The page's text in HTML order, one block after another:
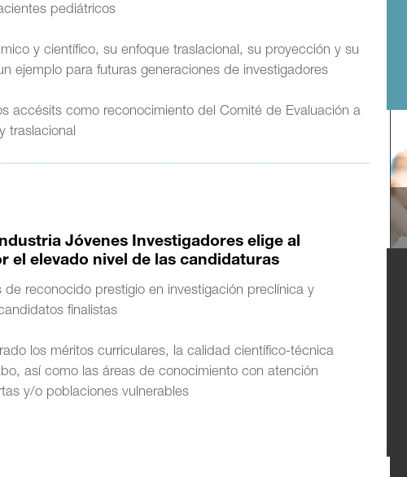
pediátricos
y científico, su enfoque traslacional, su proyección y su
ejemplo para futuras generaciones de investigadores
accésits como reconocimiento del Comité de Evaluación a
traslacional
Jóvenes Investigadores elige al
el elevado nivel de las candidaturas
reconocido prestigio en investigación preclínica y
finalistas
los méritos curriculares, la calidad científico-técnica
así como las áreas de conocimiento con atención
y/o poblaciones vulnerables